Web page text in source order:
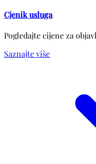
Cjenik usluga
Pogledajte cijene za
Saznajte više